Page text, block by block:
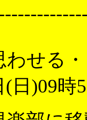
わせ
日)09時